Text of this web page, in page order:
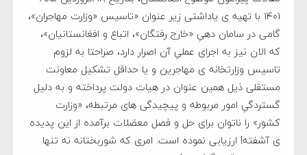
۱۴۰۱ با تهیه ی یاداشتی زیر عنوان «تاسیس «وزارت مهاجران»،
گامی در سامان دهیِ «خارج رفتگان»، اتباع و افغانستانیان»،
که الان نیز به اجرای عملیِ آن اصرار دارد، صراحتا به لزوم
تاسیس وزارتخانه ی مهاجرین و یا حداقل تشکیل معاونت
مستقلی ذیل همین عنوان در هیات دولت پرداخته و به دلیل
گستردگیِ امور مربوطه و پیچیدگی های مرتبطه، «وزارت
کشور» را ناتوان برای حل و فصل معضلات برآمده از این پدیده
ی آشفته! ارزیابی نموده است. امری که شوربختانه نه تنها